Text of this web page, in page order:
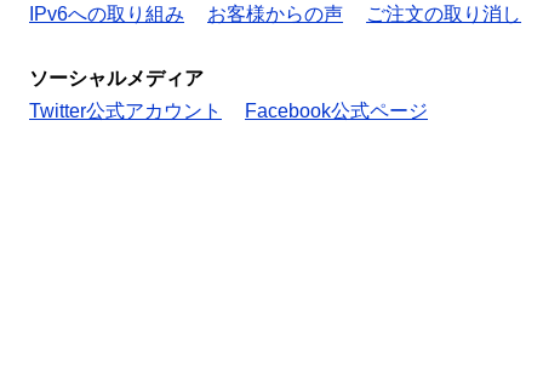
IPv6への取り組み
お客様からの声 ご注文の取り消し
ソーシャルメディア
Twitter公式アカウント
Facebook公式ページ